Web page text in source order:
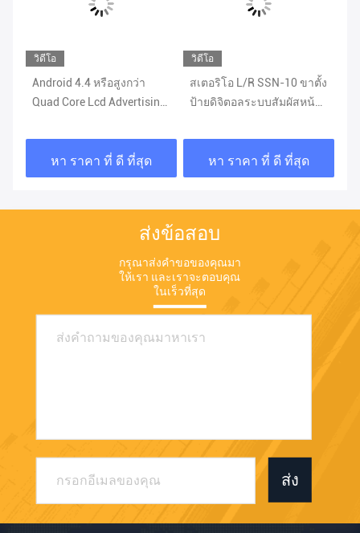
วิดีโอ
Android 4.4 หรือสูงกว่า
Quad Core Lcd Advertising
หา ราคา ที่ ดี ที่สุด
วิดีโอ
สเตอริโอ L/R SSN-10 ขาตั้ง
ป้ายดิจิตอลระบบสัมผัสหน้า
หา ราคา ที่ ดี ที่สุด
ส่งข้อสอบ
กรุณาส่งคําขอของคุณมา
ให้เรา และเราจะตอบคุณ
ในเร็วที่สุด
ส่ง